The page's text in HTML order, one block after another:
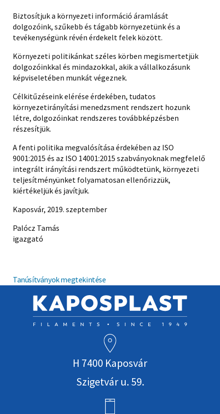
Biztosítjuk a környezeti információ áramlását
dolgozóink, szűkebb és tágabb környezetünk és a
tevékenységünk révén érdekelt felek között.
Környezeti politikánkat széles körben megismertetjük
dolgozóinkkal és mindazokkal, akik a vállalkozásunk
képviseletében munkát végeznek.
Célkitűzéseink elérése érdekében, tudatos
környezetirányítási menedzsment rendszert hozunk
létre, dolgozóinkat rendszeres továbbképzésben
részesítjük.
A fenti politika megvalósítása érdekében az ISO
9001:2015 és az ISO 14001:2015 szabványoknak megfelelő
integrált irányítási rendszert működtetünk, környezeti
teljesítményünket folyamatosan ellenőrizzük,
kiértékeljük és javítjuk.
Kaposvár, 2019. szeptember
Palócz Tamás
igazgató
Tanúsítványok megtekintése
H 7400 Kaposvár
Szigetvár u. 59.